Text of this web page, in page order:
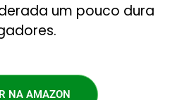
um pouco dura
NA AMAZON